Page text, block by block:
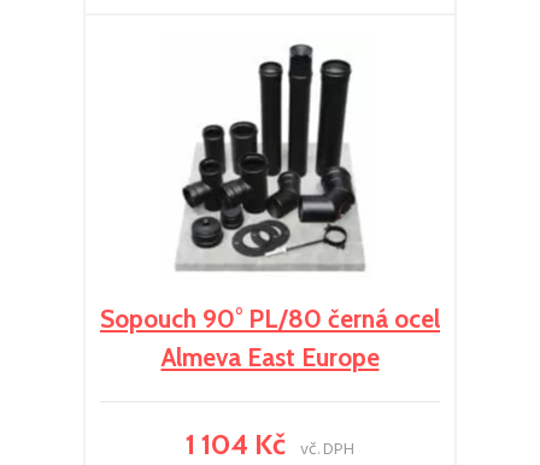
Sopouch 90° PL/80 černá ocel
Almeva East Europe
1 104 Kč vč. DPH